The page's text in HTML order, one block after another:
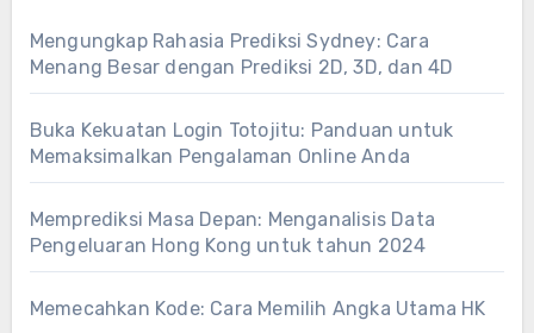
Mengungkap Rahasia Prediksi Sydney: Cara
Menang Besar dengan Prediksi 2D, 3D, dan 4D
Buka Kekuatan Login Totojitu: Panduan untuk
Memaksimalkan Pengalaman Online Anda
Memprediksi Masa Depan: Menganalisis Data
Pengeluaran Hong Kong untuk tahun 2024
Memecahkan Kode: Cara Memilih Angka Utama HK